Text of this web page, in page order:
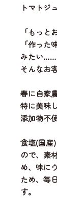
トマトジ
「もっ
「作っ
みたい……
そんなお
春に自家
特に美味
添加物不
食塩(国産
ので、素
め、味に
ため、毎
す。